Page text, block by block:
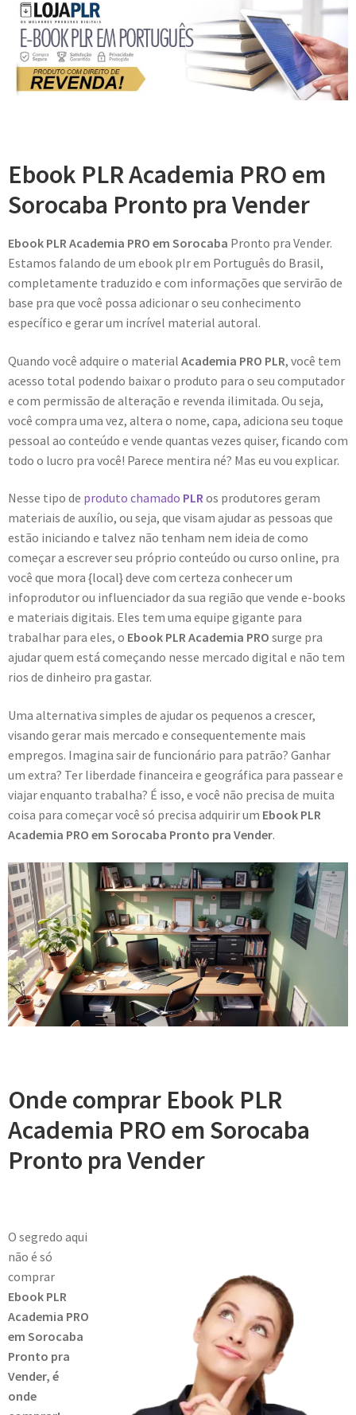
Ebook PLR Academia PRO em
Sorocaba Pronto pra Vender
Ebook PLR Academia PRO em Sorocaba Pronto pra Vender.
Estamos falando de um ebook plr em Português do Brasil,
completamente traduzido e com informações que servirão de
base pra que você possa adicionar o seu conhecimento
específico e gerar um incrível material autoral.
Quando você adquire o material Academia PRO PLR, você tem
acesso total podendo baixar o produto para o seu computador
e com permissão de alteração e revenda ilimitada. Ou seja,
você compra uma vez, altera o nome, capa, adiciona seu toque
pessoal ao conteúdo e vende quantas vezes quiser, ficando com
todo o lucro pra você! Parece mentira né? Mas eu vou explicar.
Nesse tipo de produto chamado PLRos produtores geram
materiais de auxílio, ou seja, que visam ajudar as pessoas que
estão iniciando e talvez não tenham nem ideia de como
começar a escrever seu próprio conteúdo ou curso online, pra
você que mora {local} deve com certeza conhecer um
infoprodutor ou influenciador da sua região que vende e-books
e materiais digitais. Eles tem uma equipe gigante para
trabalhar para eles, o Ebook PLR Academia PRO surge pra
ajudar quem está começando nesse mercado digital e não tem
rios de dinheiro pra gastar.
Uma alternativa simples de ajudar os pequenos a crescer,
visando gerar mais mercado e consequentemente mais
empregos. Imagina sair de funcionário para patrão? Ganhar
um extra? Ter liberdade financeira e geográfica para passear e
viajar enquanto trabalha? É isso, e você não precisa de muita
coisa para começar você só precisa adquirir um Ebook PLR
Academia PRO em Sorocaba Pronto pra Vender.
Onde comprar Ebook PLR
Academia PRO em Sorocaba
Pronto pra Vender
O segredo aqui
não é só
comprar
Ebook PLR
Academia PRO
em Sorocaba
Pronto pra
Vender, é
onde